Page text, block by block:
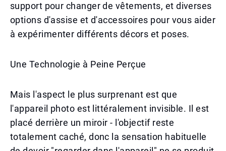
support pour changer de vêtements, et diverses
options d'assise et d'accessoires pour vous aider
à expérimenter différents décors et poses.
Une Technologie à Peine Perçue
Mais l'aspect le plus surprenant est que
l'appareil photo est littéralement invisible. Il est
placé derrière un miroir - l'objectif reste
totalement caché, donc la sensation habituelle